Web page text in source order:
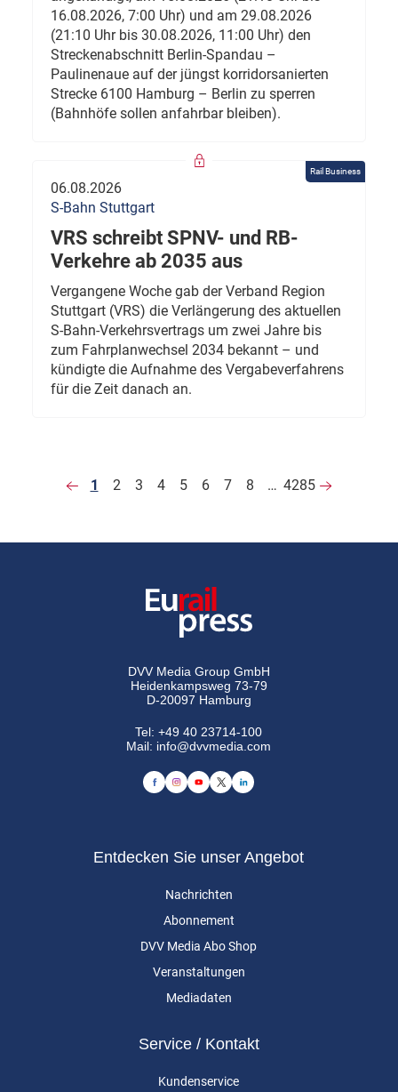
16.08.2026, 7:00 Uhr) und am 29.08.2026
(21:10 Uhr bis 30.08.2026, 11:00 Uhr) den
Streckenabschnitt Berlin-Spandau –
Paulinenaue auf der jüngst korridorsanierten
Strecke 6100 Hamburg – Berlin zu sperren
(Bahnhöfe sollen anfahrbar bleiben).
Rail Business
06.08.2026
S-Bahn Stuttgart
VRS schreibt SPNV- und RB-
Verkehre ab 2035 aus
Vergangene Woche gab der Verband Region
Stuttgart (VRS) die Verlängerung des aktuellen
S-Bahn-Verkehrsvertrags um zwei Jahre bis
zum Fahrplanwechsel 2034 bekannt – und
kündigte die Aufnahme des Vergabeverfahrens
für die Zeit danach an.
1 2 3 4 5 6 7 8 … 4285
DVV Media Group GmbH
Heidenkampsweg 73-79
D-20097 Hamburg
Tel:+49 40 23714-100
Mail: info@dvvmedia.com
Entdecken Sie unser Angebot
Nachrichten
Abonnement
DVV Media Abo Shop
Veranstaltungen
Mediadaten
Service / Kontakt
Kundenservice